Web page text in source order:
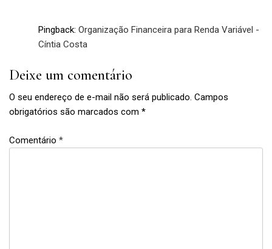
começo
,
Pingback: Organização Financeira para Renda Variável -
Cíntia Costa
Deixe um comentário
O seu endereço de e-mail não será publicado. Campos
obrigatórios são marcados com *
Comentário *